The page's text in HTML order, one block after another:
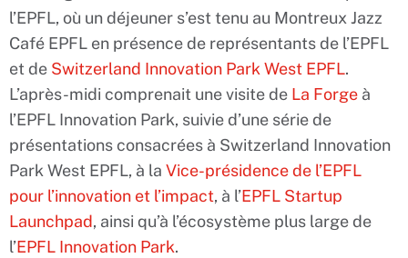
l’EPFL, où un déjeuner s’est tenu au Montreux Jazz
Café EPFL en présence de représentants de l’EPFL
et de Switzerland Innovation Park West EPFL.
L’après-midi comprenait une visite de La Forge à
l’EPFL Innovation Park, suivie d’une série de
présentations consacrées à Switzerland Innovation
Park West EPFL, à la Vice-présidence de l’EPFL
pour l’innovation et l’impact, à l’EPFL Startup
Launchpad, ainsi qu’à l’écosystème plus large de
l’EPFL Innovation Park.